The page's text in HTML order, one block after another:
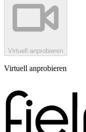
Virtuell anprobieren
Virtuell anprobieren